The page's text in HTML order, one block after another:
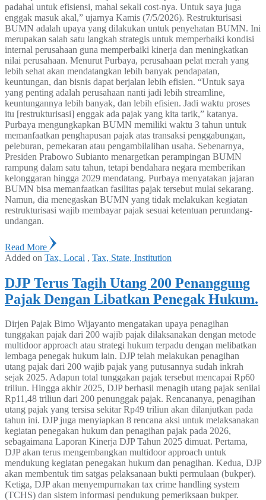
padahal untuk efisiensi, mahal sekali cost-nya. Untuk saya juga
enggak masuk akal,” ujarnya Kamis (7/5/2026). Restrukturisasi
BUMN adalah upaya yang dilakukan untuk penyehatan BUMN. Ini
merupakan salah satu langkah strategis untuk memperbaiki kondisi
internal perusahaan guna memperbaiki kinerja dan meningkatkan
nilai perusahaan. Menurut Purbaya, perusahaan pelat merah yang
lebih sehat akan mendatangkan lebih banyak pendapatan,
keuntungan, dan bisnis dapat berjalan lebih efisien. “Untuk saya
yang penting adalah perusahaan nanti jadi lebih streamline,
keuntungannya lebih banyak, dan lebih efisien. Jadi waktu proses
itu [restrukturisasi] enggak ada pajak yang kita tarik,” katanya.
Purbaya mengungkapkan BUMN memiliki waktu 3 tahun untuk
memanfaatkan penghapusan pajak atas transaksi penggabungan,
peleburan, pemekaran atau pengambilalihan usaha. Sebenarnya,
Presiden Prabowo Subianto menargetkan perampingan BUMN
rampung dalam satu tahun, tetapi bendahara negara memberikan
kelonggaran hingga 2029 mendatang. Purbaya menyatakan jajaran
BUMN bisa memanfaatkan fasilitas pajak tersebut mulai sekarang.
Namun, dia menegaskan BUMN yang tidak melakukan kegiatan
restrukturisasi wajib membayar pajak sesuai ketentuan perundang-
undangan.
Read More
Added on Tax, Local , Tax, State, Institution
DJP Terus Tagih Utang 200 Penanggung
Pajak Dengan Libatkan Penegak Hukum.
Dirjen Pajak Bimo Wijayanto mengatakan upaya penagihan
tunggakan pajak dari 200 wajib pajak dilaksanakan dengan metode
multidoor approach atau strategi hukum terpadu dengan melibatkan
lembaga penegak hukum lain. DJP telah melakukan penagihan
utang pajak dari 200 wajib pajak yang putusannya sudah inkrah
sejak 2025. Adapun total tunggakan pajak tersebut mencapai Rp60
triliun. Hingga akhir 2025, DJP berhasil menagih utang pajak senilai
Rp11,48 triliun dari 200 penunggak pajak. Rencananya, penagihan
utang pajak yang tersisa sekitar Rp49 triliun akan dilanjutkan pada
tahun ini. DJP juga menyiapkan 8 rencana aksi untuk melaksanakan
kegiatan penegakan hukum dan penagihan pajak pada 2026,
sebagaimana Laporan Kinerja DJP Tahun 2025 dimuat. Pertama,
DJP akan terus mengembangkan multidoor approach untuk
mendukung kegiatan penegakan hukum dan penagihan. Kedua, DJP
akan membentuk tim satgas pelaksanaan bukti permulaan (bukper).
Ketiga, DJP akan menyempurnakan tax crime handling system
(TCHS) dan sistem informasi pendukung pemeriksaan bukper.